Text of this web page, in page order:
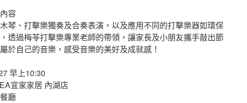
容
琴、打擊樂獨奏及合奏表演，以及應用不同的打擊樂器如環保
透過梅苓打擊樂專業老師的帶領，讓家長及小朋友攜手敲出節
於自己的音樂，感受音樂的美好及成就感！
早上10:30
宜家家居 內湖店
廳